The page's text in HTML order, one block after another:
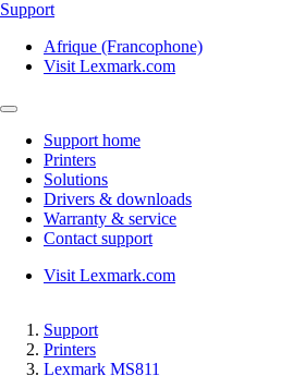
Support
Afrique (Francophone)
Visit Lexmark.com
Support home
Printers
Solutions
Drivers & downloads
Warranty & service
Contact support
Visit Lexmark.com
Support
Printers
Lexmark MS811